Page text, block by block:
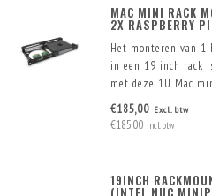
MAC MINI RACK
2X RASPBERRY PI
Het monteren van 1
in een 19 inch rack
met deze 1U Mac
Er zijn reeds twee
front ingebouwd.
€185,00 Excl. btw
€185,00 Incl. btw
19INCH
(INTEL NUC